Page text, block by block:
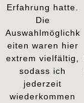
Erfahrung hatte.
Die
Auswahlmöglichk
eiten waren hier
extrem vielfältig,
sodass ich
jederzeit
wiederkommen